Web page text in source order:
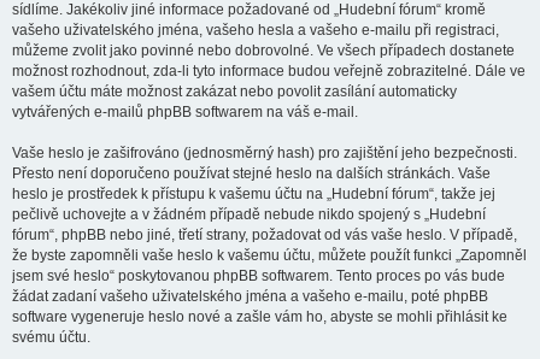
sídlíme. Jakékoliv jiné informace požadované od „Hudební fórum“ kromě
vašeho uživatelského jména, vašeho hesla a vašeho e-mailu při registraci,
můžeme zvolit jako povinné nebo dobrovolné. Ve všech případech dostanete
možnost rozhodnout, zda-li tyto informace budou veřejně zobrazitelné. Dále ve
vašem účtu máte možnost zakázat nebo povolit zasílání automaticky
vytvářených e-mailů phpBB softwarem na váš e-mail.
Vaše heslo je zašifrováno (jednosměrný hash) pro zajištění jeho bezpečnosti.
Přesto není doporučeno používat stejné heslo na dalších stránkách. Vaše
heslo je prostředek k přístupu k vašemu účtu na „Hudební fórum“, takže jej
pečlivě uchovejte a v žádném případě nebude nikdo spojený s „Hudební
fórum“, phpBB nebo jiné, třetí strany, požadovat od vás vaše heslo. V případě,
že byste zapomněli vaše heslo k vašemu účtu, můžete použít funkci „Zapomněl
jsem své heslo“ poskytovanou phpBB softwarem. Tento proces po vás bude
žádat zadaní vašeho uživatelského jména a vašeho e-mailu, poté phpBB
software vygeneruje heslo nové a zašle vám ho, abyste se mohli přihlásit ke
svému účtu.